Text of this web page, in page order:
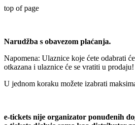
top of page
Narudžba s obavezom plaćanja.
Napomena: Ulaznice koje ćete odabrati
otkazana i ulaznice će se vratiti u prodaju!
U jednom koraku možete izabrati
e-tickets nije organizator ponuđenih